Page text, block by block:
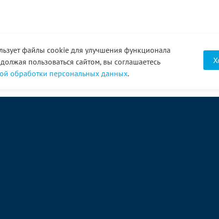
файлы cookie для улучшения функционала
пользоваться сайтом, вы соглашаетесь
обработки персональных данных.